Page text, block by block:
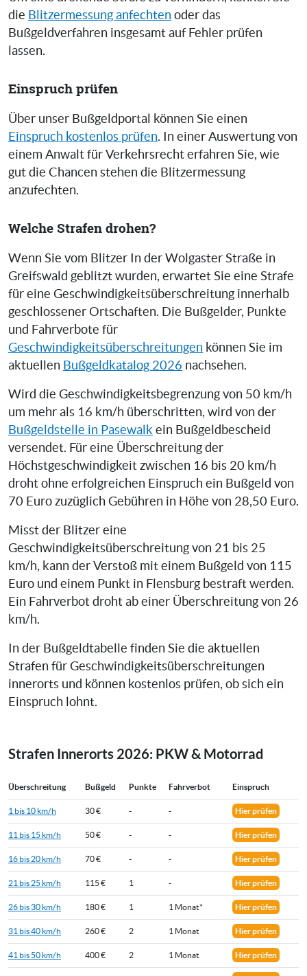
die Blitzermessung anfechten oder das
Bußgeldverfahren insgesamt auf Fehler prüfen
lassen.
Einspruch prüfen
Über unser Bußgeldportal können Sie einen
Einspruch kostenlos prüfen. In einer Auswertung von
einem Anwalt für Verkehrsrecht erfahren Sie, wie
gut die Chancen stehen die Blitzermessung
anzufechten.
Welche Strafen drohen?
Wenn Sie vom Blitzer In der Wolgaster Straße in
Greifswald geblitzt wurden, erwartet Sie eine Strafe
für eine Geschwindigkeitsüberschreitung innerhalb
geschlossener Ortschaften. Die Bußgelder, Punkte
und Fahrverbote für
Geschwindigkeitsüberschreitungen können Sie im
aktuellen Bußgeldkatalog 2026 nachsehen.
Wird die Geschwindigkeitsbegrenzung von 50 km/h
um mehr als 16 km/h überschritten, wird von der
Bußgeldstelle in Pasewalk ein Bußgeldbescheid
versendet. Für eine Überschreitung der
Höchstgeschwindigkeit zwischen 16 bis 20 km/h
droht ohne erfolgreichen Einspruch ein Bußgeld von
70 Euro zuzüglich Gebühren in Höhe von 28,50 Euro.
Misst der Blitzer eine
Geschwindigkeitsüberschreitung von 21 bis 25
km/h, kann der Verstoß mit einem Bußgeld von 115
Euro und einem Punkt in Flensburg bestraft werden.
Ein Fahrverbot droht ab einer Überschreitung von 26
km/h.
In der Bußgeldtabelle finden Sie die aktuellen
Strafen für Geschwindigkeitsüberschreitungen
innerorts und können kostenlos prüfen, ob sich ein
Einspruch lohnt.
Strafen Innerorts 2026: PKW & Motorrad
Überschreitung Bußgeld Punkte Fahrverbot Einspruch
1 bis 10 km/h 30 € - - Hier prüfen
11 bis 15 km/h 50 € - - Hier prüfen
16 bis 20 km/h 70 € - - Hier prüfen
21 bis 25 km/h 115 € 1 - Hier prüfen
26 bis 30 km/h 180 € 1 1 Monat* Hier prüfen
31 bis 40 km/h 260 € 2 1 Monat Hier prüfen
41 bis 50 km/h 400 € 2 1 Monat Hier prüfen